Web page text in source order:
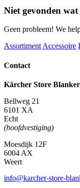
Niet gevonden wat
Geen probleem! We
Assortiment Accessoire
Contact
Kärcher Store
Bellweg 21
6101 XA
Echt
(hoofdvestiging)
Moesdijk 12F
6004 AX
Weert
info@karcher-store-